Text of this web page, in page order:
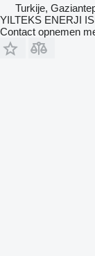
Turkije,
YILTEKS ENERJI
Contact opnemen